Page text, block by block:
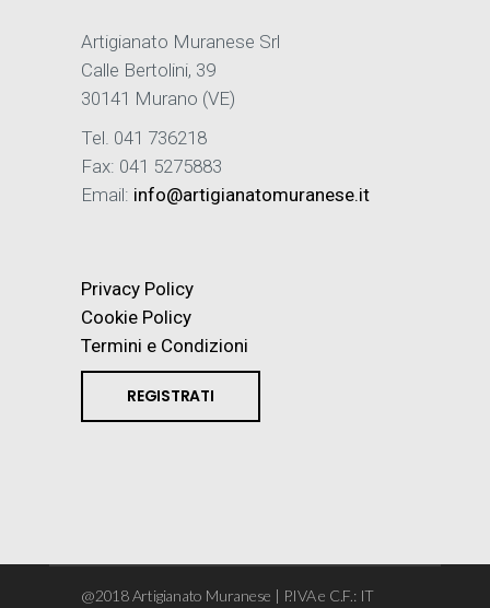
Artigianato Muranese Srl
Calle Bertolini, 39
30141 Murano (VE)
Tel. 041 736218
Fax: 041 5275883
Email: info@artigianatomuranese.it
Privacy Policy
Cookie Policy
Termini e Condizioni
REGISTRATI
@2018 Artigianato Muranese | P.IVA e C.F.: IT